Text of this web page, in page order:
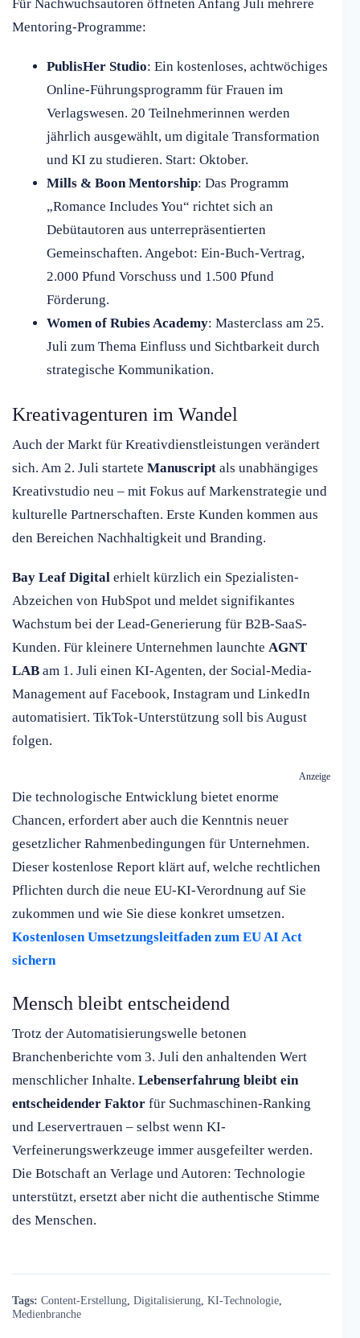
Für Nachwuchsautoren öffneten Anfang Juli mehrere
Mentoring-Programme:
PublisHer Studio: Ein kostenloses, achtwöchiges
Online-Führungsprogramm für Frauen im
Verlagswesen. 20 Teilnehmerinnen werden
jährlich ausgewählt, um digitale Transformation
und KI zu studieren. Start: Oktober.
Mills & Boon Mentorship: Das Programm
„Romance Includes You“ richtet sich an
Debütautoren aus unterrepräsentierten
Gemeinschaften. Angebot: Ein-Buch-Vertrag,
2.000 Pfund Vorschuss und 1.500 Pfund
Förderung.
Women of Rubies Academy: Masterclass am 25.
Juli zum Thema Einfluss und Sichtbarkeit durch
strategische Kommunikation.
Kreativagenturen im Wandel
Auch der Markt für Kreativdienstleistungen verändert
sich. Am 2. Juli startete Manuscript als unabhängiges
Kreativstudio neu – mit Fokus auf Markenstrategie und
kulturelle Partnerschaften. Erste Kunden kommen aus
den Bereichen Nachhaltigkeit und Branding.
Bay Leaf Digital erhielt kürzlich ein Spezialisten-
Abzeichen von HubSpot und meldet signifikantes
Wachstum bei der Lead-Generierung für B2B-SaaS-
Kunden. Für kleinere Unternehmen launchte AGNT
LAB am 1. Juli einen KI-Agenten, der Social-Media-
Management auf Facebook, Instagram und LinkedIn
automatisiert. TikTok-Unterstützung soll bis August
folgen.
Anzeige
Die technologische Entwicklung bietet enorme
Chancen, erfordert aber auch die Kenntnis neuer
gesetzlicher Rahmenbedingungen für Unternehmen.
Dieser kostenlose Report klärt auf, welche rechtlichen
Pflichten durch die neue EU-KI-Verordnung auf Sie
zukommen und wie Sie diese konkret umsetzen.
Kostenlosen Umsetzungsleitfaden zum EU AI Act
sichern
Mensch bleibt entscheidend
Trotz der Automatisierungswelle betonen
Branchenberichte vom 3. Juli den anhaltenden Wert
menschlicher Inhalte. Lebenserfahrung bleibt ein
entscheidender Faktor für Suchmaschinen-Ranking
und Leservertrauen – selbst wenn KI-
Verfeinerungswerkzeuge immer ausgefeilter werden.
Die Botschaft an Verlage und Autoren: Technologie
unterstützt, ersetzt aber nicht die authentische Stimme
des Menschen.
Tags: Content-Erstellung Digitalisierung KI-Technologie
Medienbranche